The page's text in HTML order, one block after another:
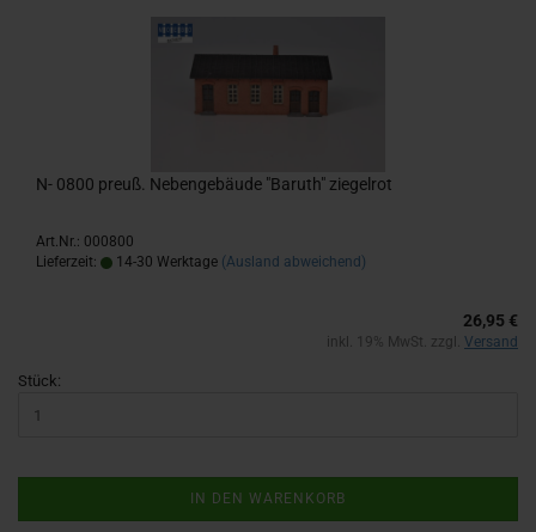
N- 0800 preuß. Ne­ben­ge­bäu­de "Ba­ruth" zie­gel­rot
Art.Nr.: 000800
Lieferzeit:
14-30 Werktage (Ausland abweichend)
26,95 €
inkl. 19% MwSt. zzgl. Versand
Stück:
IN DEN WARENKORB